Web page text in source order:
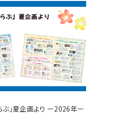
ぶ」夏企画より ー2026年ー